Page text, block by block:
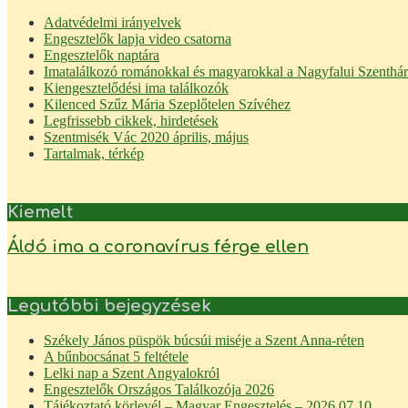
Adatvédelmi irányelvek
Engesztelők lapja video csatorna
Engesztelők naptára
Imatalálkozó románokkal és magyarokkal a Nagyfalui
Kiengesztelődési ima találkozók
Kilenced Szűz Mária Szeplőtelen Szívéhez
Legfrissebb cikkek, hirdetések
Szentmisék Vác 2020 április, május
Tartalmak, térkép
Kiemelt
Áldó ima a coronavírus férge ellen
Legutóbbi bejegyzések
Székely János püspök búcsúi miséje a Szent Anna-réten
A bűnbocsánat 5 feltétele
Lelki nap a Szent Angyalokról
Engesztelők Országos Találkozója 2026